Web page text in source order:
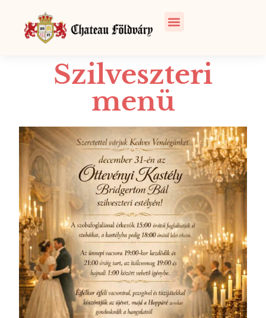
Szilveszteri
menü